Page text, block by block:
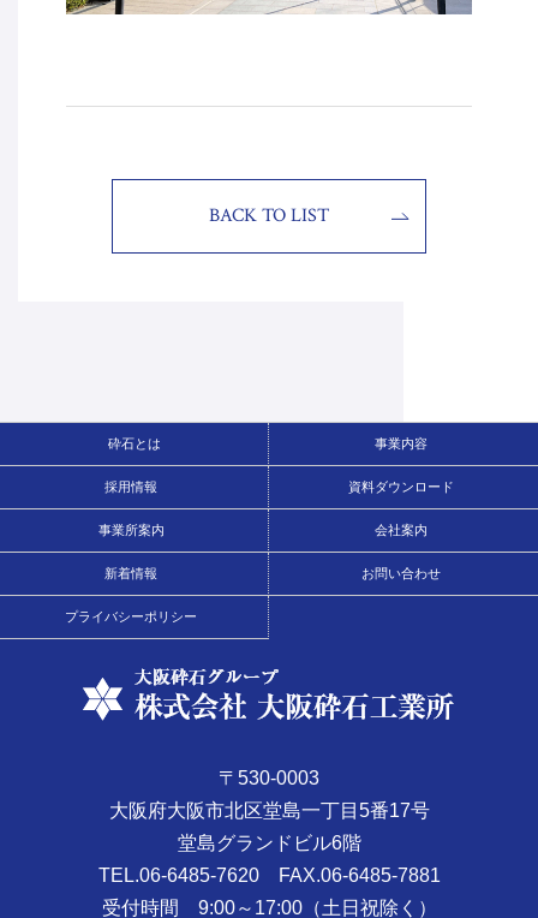
BACK TO LIST
砕石とは 事業内容
採用情報 資料ダウンロード
事業所案内 会社案内
新着情報 お問い合わせ
プライバシーポリシー
〒530-0003
大阪府大阪市北区堂島一丁目5番17号
堂島グランドビル6階
TEL.06-6485-7620FAX.06-6485-7881
受付時間 9:00～17:00（土日祝除く）